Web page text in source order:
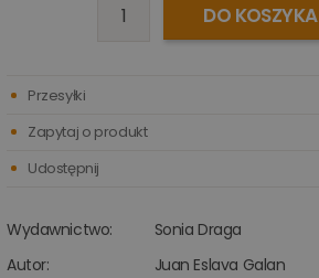
DO KOSZYKA
Wydawnictwo:
Sonia Draga
Autor:
Juan Eslava Galan
Przesyłki
Zapytaj o produkt
Udostępnij